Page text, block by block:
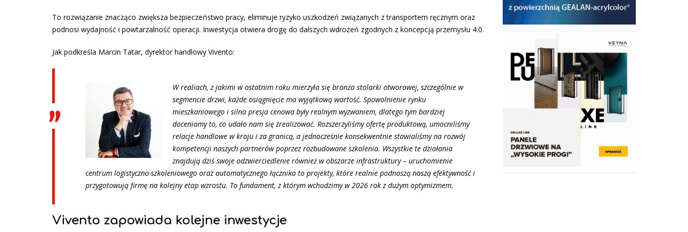
To rozwiązanie znacząco zwiększa bezpieczeństwo pracy, eliminuje ryzyko uszkodzeń związanych z transportem ręcznym oraz
podnosi wydajność i powtarzalność operacji. Inwestycja otwiera drogę do dalszych wdrożeń zgodnych z koncepcją przemysłu 4.0.
Jak podkreśla Marcin Tatar, dyrektor handlowy Vivento:
W realiach, z jakimi w ostatnim roku mierzyła się branża stolarki otworowej, szczególnie w
segmencie drzwi, każde osiągnięcie ma wyjątkową wartość. Spowolnienie rynku
mieszkaniowego i silna presja cenowa były realnym wyzwaniem, dlatego tym bardziej
doceniamy to, co udało nam się zrealizować. Rozszerzyliśmy ofertę produktową, umocniliśmy
relacje handlowe w kraju i za granicą, a jednocześnie konsekwentnie stawialiśmy na rozwój
kompetencji naszych partnerów poprzez rozbudowane szkolenia. Wszystkie te działania
znajdują dziś swoje odzwierciedlenie również w obszarze infrastruktury – uruchomienie
centrum logistyczno-szkoleniowego oraz automatycznego łącznika to projekty, które realnie podnoszą naszą efektywność i
przygotowują firmę na kolejny etap wzrostu. To fundament, z którym wchodzimy w 2026 rok z dużym optymizmem.
Vivento zapowiada kolejne inwestycje